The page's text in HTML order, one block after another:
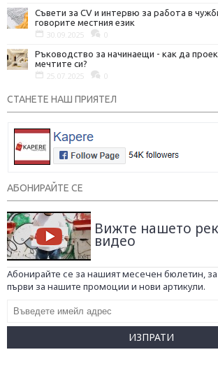
Съвети за CV и интервю за работа в
говорите местния език
30.09.2025 0
Ръководство за начинаещи - как да
мечтите си?
25.07.2025 0
СТАНЕТЕ НАШ ПРИЯТЕЛ
АБОНИРАЙТЕ СЕ
Вижте нашето
видео
Абонирайте се за нашият месечен бюлетин,
първи за нашите промоции и нови артикули.
ИЗПРАТИ